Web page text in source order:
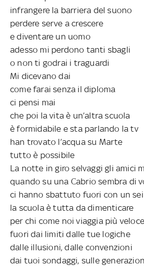
infrangere la barriera del suono
perdere serve a crescere
e diventare un uomo
adesso mi perdono tanti sbagli
o non ti godrai i traguardi
Mi dicevano dai
come farai senza il diploma
ci pensi mai
che poi la vita è un’altra scuola
è formidabile e sta parlando la tv
han trovato l’acqua su Marte
tutto è possibile
La notte in giro selvaggi gli amici
quando su una Cabrio sembra di
ci hanno sbattuto fuori con un sei
la scuola è tutta da dimenticare
per chi come noi viaggia più veloce
fuori dai limiti dalle tue logiche
dalle illusioni, dalle convenzioni
dai tuoi sondaggi, sulle